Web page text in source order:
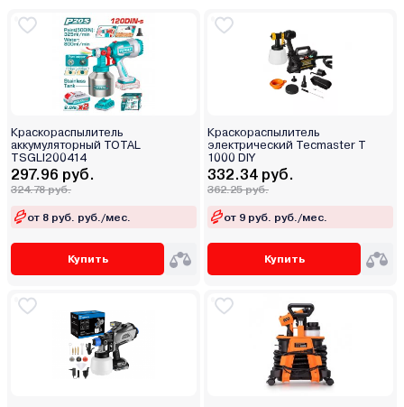
Краскораспылитель
аккумуляторный TOTAL
TSGLI200414
297.96 руб.
324.78 руб.
от 8 руб. руб./мес.
Купить
Краскораспылитель
электрический Tecmaster T
1000 DIY
332.34 руб.
362.25 руб.
от 9 руб. руб./мес.
Купить